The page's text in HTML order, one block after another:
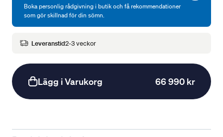
Boka personlig rådgivning i butik och få rekommendationer
som gör skillnad för din sömn.
Leveranstid2-3 veckor
Lägg i Varukorg 66 990 kr